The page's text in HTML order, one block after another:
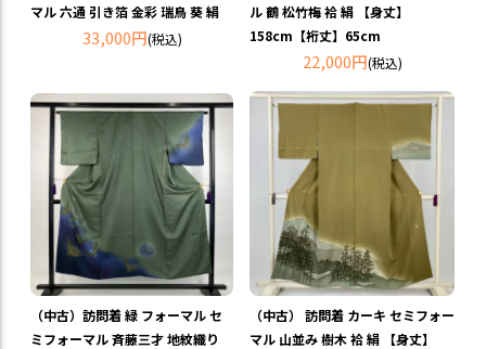
マル 六通 引き箔 金彩 瑞鳥 葵 絹
33,000円(税込)
ル 鶴 松竹梅 袷 絹 【身丈】
158cm【裄丈】65cm
22,000円(税込)
（中古）訪問着 緑 フォーマル セ
ミフォーマル 斉藤三才 地紋織り
（中古） 訪問着 カーキ セミフォー
マル 山並み 樹木 袷 絹 【身丈】